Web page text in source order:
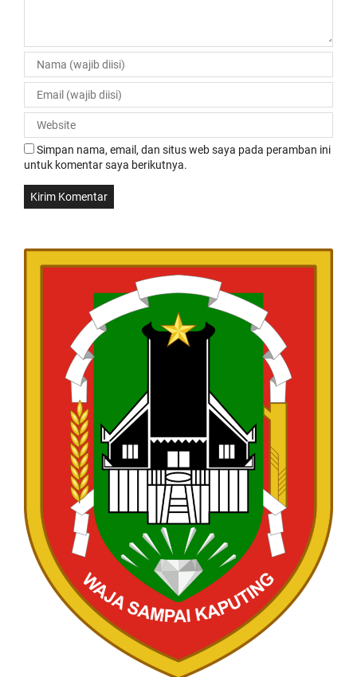
Simpan nama, email, dan situs web saya pada peramban ini
untuk komentar saya berikutnya.